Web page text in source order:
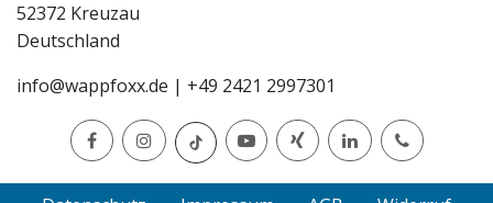
52372 Kreuzau
Deutschland
info@wappfoxx.de | +49 2421 2997301